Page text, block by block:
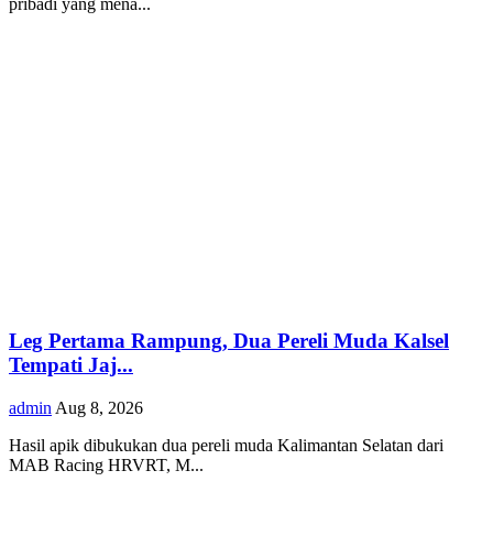
pribadi yang mena...
Leg Pertama Rampung, Dua Pereli Muda Kalsel
Tempati Jaj...
admin Aug 8, 2026
Hasil apik dibukukan dua pereli muda Kalimantan Selatan dari
MAB Racing HRVRT, M...